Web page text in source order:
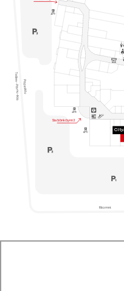
Riia mnt
Papiniidu
Tallinn - Pärnu -Ikla
Sisäänkäynti 2